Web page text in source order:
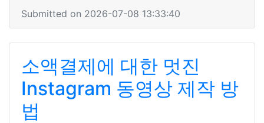
Submitted on 2026-07-08 13:33:40
소액결제에 대한 멋진
Instagram 동영상 제작 방
법